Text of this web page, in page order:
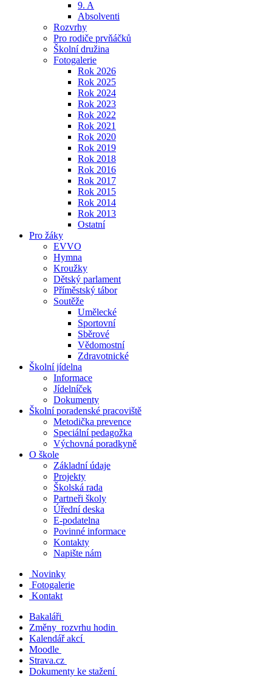
9. A
Absolventi
Rozvrhy
Pro rodiče prvňáčků
Školní družina
Fotogalerie
Rok 2026
Rok 2025
Rok 2024
Rok 2023
Rok 2022
Rok 2021
Rok 2020
Rok 2019
Rok 2018
Rok 2016
Rok 2017
Rok 2015
Rok 2014
Rok 2013
Ostatní
Pro žáky
EVVO
Hymna
Kroužky
Dětský parlament
Příměstský tábor
Soutěže
Umělecké
Sportovní
Sběrové
Vědomostní
Zdravotnické
Školní jídelna
Informace
Jídelníček
Dokumenty
Školní poradenské pracoviště
Metodička prevence
Speciální pedagožka
Výchovná poradkyně
O škole
Základní údaje
Projekty
Školská rada
Partneři školy
Úřední deska
E-podatelna
Povinné informace
Kontakty
Napište nám
Novinky
Fotogalerie
Kontakt
Bakaláři
Změny rozvrhu hodin
Kalendář akcí
Moodle
Strava.cz
Dokumenty ke stažení